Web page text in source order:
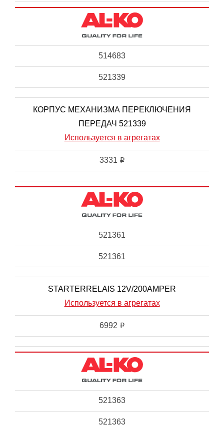
514683
521339
КОРПУС МЕХАНИЗМА ПЕРЕКЛЮЧЕНИЯ
ПЕРЕДАЧ 521339
Используется в агрегатах
3331 i
521361
521361
STARTERRELAIS 12V/200AMPER
Используется в агрегатах
6992 i
521363
521363